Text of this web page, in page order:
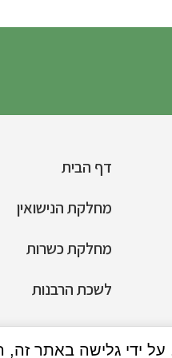
דף הבית
מחלקת הנישואין
מחלקת כשרות
לשכת הרבנות
הצהרת נגישות